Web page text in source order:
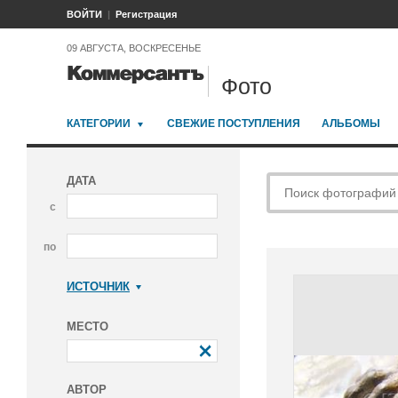
ВОЙТИ Регистрация
09 АВГУСТА, ВОСКРЕСЕНЬЕ
Фото
КАТЕГОРИИ СВЕЖИЕ ПОСТУПЛЕНИЯ АЛЬБОМЫ
ДАТА
с
по
ИСТОЧНИК
МЕСТО
АВТОР